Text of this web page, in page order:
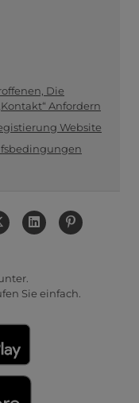
Die
Anfordern
Website
Sie einfach.